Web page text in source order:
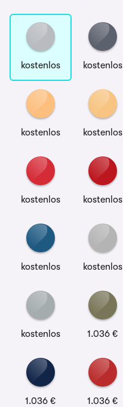
kostenlos kostenlos
kostenlos kostenlos
kostenlos kostenlos
kostenlos kostenlos
kostenlos 1.036 €
1.036 € 1.036 €